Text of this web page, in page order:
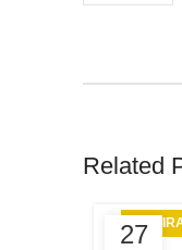
Related
27